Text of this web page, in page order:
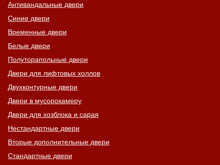
Антивандальные двери
Синие двери
Временные двери
Белые двери
Полуторапольные двери
Двери для лифтовых холлов
Двухконтурные двери
Двери в мусорокамеру
Двери для хозблока и сарая
Нестандартные двери
Вторые дополнительные двери
Стандартные двери